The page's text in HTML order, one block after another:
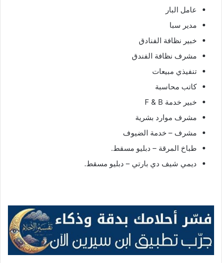
عامل البار
مدير سبا
خبير نظافة الفنادق
مشرف نظافة الفندق
تنفيذي مبيعات
كاتب محاسبة
خبير خدمة F & B
مشرف موارد بشرية
مشرف – خدمة الضيوف
طباخ المرقة – دبليو مسقط.
ديمي شيف دي بارتي – دبليو مسقط.